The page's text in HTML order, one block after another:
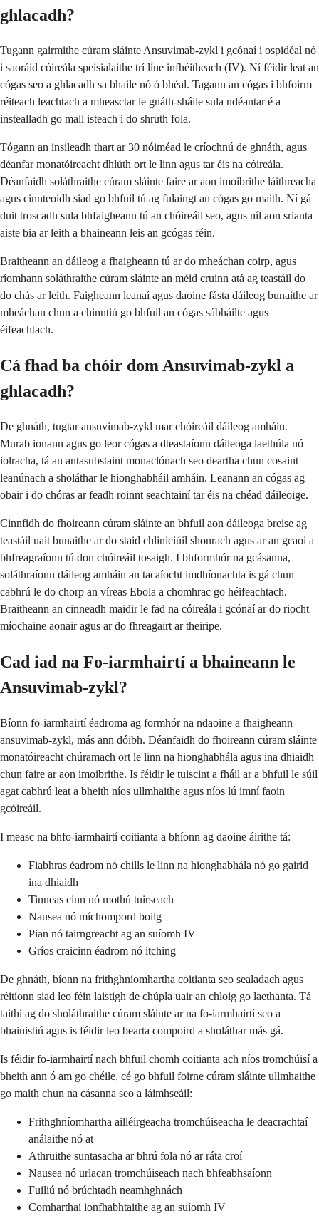
ghlacadh?
Tugann gairmithe cúram sláinte Ansuvimab-zykl i gcónaí i ospidéal nó
i saoráid cóireála speisialaithe trí líne infhéitheach (IV). Ní féidir leat an
cógas seo a ghlacadh sa bhaile nó ó bhéal. Tagann an cógas i bhfoirm
réiteach leachtach a mheasctar le gnáth-sháile sula ndéantar é a
instealladh go mall isteach i do shruth fola.
Tógann an insileadh thart ar 30 nóiméad le críochnú de ghnáth, agus
déanfar monatóireacht dhlúth ort le linn agus tar éis na cóireála.
Déanfaidh soláthraithe cúram sláinte faire ar aon imoibrithe láithreacha
agus cinnteoidh siad go bhfuil tú ag fulaingt an cógas go maith. Ní gá
duit troscadh sula bhfaigheann tú an chóireáil seo, agus níl aon srianta
aiste bia ar leith a bhaineann leis an gcógas féin.
Braitheann an dáileog a fhaigheann tú ar do mheáchan coirp, agus
ríomhann soláthraithe cúram sláinte an méid cruinn atá ag teastáil do
do chás ar leith. Faigheann leanaí agus daoine fásta dáileog bunaithe ar
mheáchan chun a chinntiú go bhfuil an cógas sábháilte agus
éifeachtach.
Cá fhad ba chóir dom Ansuvimab-zykl a
ghlacadh?
De ghnáth, tugtar ansuvimab-zykl mar chóireáil dáileog amháin.
Murab ionann agus go leor cógas a dteastaíonn dáileoga laethúla nó
iolracha, tá an antasubstaint monaclónach seo deartha chun cosaint
leanúnach a sholáthar le hionghabháil amháin. Leanann an cógas ag
obair i do chóras ar feadh roinnt seachtainí tar éis na chéad dáileoige.
Cinnfidh do fhoireann cúram sláinte an bhfuil aon dáileoga breise ag
teastáil uait bunaithe ar do staid chliniciúil shonrach agus ar an gcaoi a
bhfreagraíonn tú don chóireáil tosaigh. I bhformhór na gcásanna,
soláthraíonn dáileog amháin an tacaíocht imdhíonachta is gá chun
cabhrú le do chorp an víreas Ebola a chomhrac go héifeachtach.
Braitheann an cinneadh maidir le fad na cóireála i gcónaí ar do riocht
míochaine aonair agus ar do fhreagairt ar theiripe.
Cad iad na Fo-iarmhairtí a bhaineann le
Ansuvimab-zykl?
Bíonn fo-iarmhairtí éadroma ag formhór na ndaoine a fhaigheann
ansuvimab-zykl, más ann dóibh. Déanfaidh do fhoireann cúram sláinte
monatóireacht chúramach ort le linn na hionghabhála agus ina dhiaidh
chun faire ar aon imoibrithe. Is féidir le tuiscint a fháil ar a bhfuil le súil
agat cabhrú leat a bheith níos ullmhaithe agus níos lú imní faoin
gcóireáil.
I measc na bhfo-iarmhairtí coitianta a bhíonn ag daoine áirithe tá:
Fiabhras éadrom nó chills le linn na hionghabhála nó go gairid
ina dhiaidh
Tinneas cinn nó mothú tuirseach
Nausea nó míchompord boilg
Pian nó tairngreacht ag an suíomh IV
Gríos craicinn éadrom nó itching
De ghnáth, bíonn na frithghníomhartha coitianta seo sealadach agus
réitíonn siad leo féin laistigh de chúpla uair an chloig go laethanta. Tá
taithí ag do sholáthraithe cúram sláinte ar na fo-iarmhairtí seo a
bhainistiú agus is féidir leo bearta compoird a sholáthar más gá.
Is féidir fo-iarmhairtí nach bhfuil chomh coitianta ach níos tromchúisí a
bheith ann ó am go chéile, cé go bhfuil foirne cúram sláinte ullmhaithe
go maith chun na cásanna seo a láimhseáil:
Frithghníomhartha ailléirgeacha tromchúiseacha le deacrachtaí
análaithe nó at
Athruithe suntasacha ar bhrú fola nó ar ráta croí
Nausea nó urlacan tromchúiseach nach bhfeabhsaíonn
Fuiliú nó brúchtadh neamhghnách
Comharthaí ionfhabhtaithe ag an suíomh IV